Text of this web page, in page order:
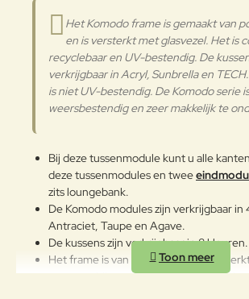
water
Onderhoudsadvies
Een van de beste
Sunbrella®-
laten zien, is door
vast komt te
materiaal op te
te maken kort
vloeistoffen en
hoe gemakkelijker
worden
eerst... Bij een
Het Komodo frame is gemaakt van
en is versterkt met glasvezel. Het is
recyclebaar en UV-bestendig. De
verkrijgbaar in Acryl, Sunbrella en
is niet UV-bestendig. De Komodo serie is
weersbestendig en zeer makkelijk te
Bij deze tussenmodule kunt u alle
deze tussenmodules en twee
zits loungebank.
De Komodo modules zijn verkrijgbaar in
Antraciet, Taupe en Agave.
De kussens zijn verkrijgbaar in 8 kleuren.
Het frame is van polypropyleen
zeer geschikt voor intensief